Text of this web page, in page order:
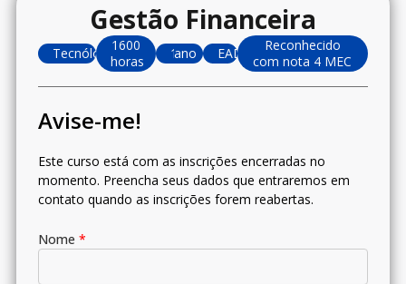
Gestão Financeira
Tecnólogo1600
horas
1ano EAD
Reconhecido
com nota 4 MEC
Avise-me!
Este curso está com as inscrições encerradas no
momento. Preencha seus dados que entraremos em
contato quando as inscrições forem reabertas.
Nome*